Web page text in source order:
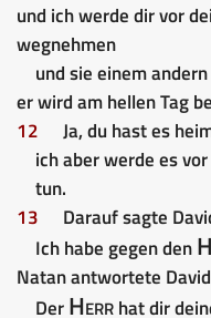
und ich werde dir vor
wegnehmen
und sie einem
er wird am hellen Tag
12
Ja, du hast es
ich aber werde es
tun.
13
Darauf sagte
Ich habe gegen den
Natan antwortete
DerHerrhat dir